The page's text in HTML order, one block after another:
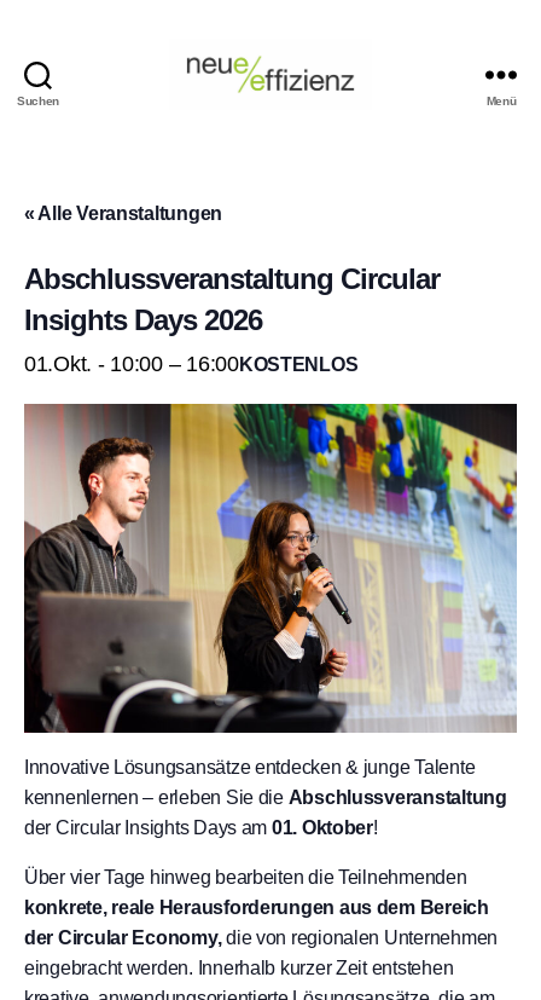
Suchen Menü
« Alle Veranstaltungen
Abschlussveranstaltung Circular
Insights Days 2026
01.Okt. - 10:00– 16:00KOSTENLOS
Innovative Lösungsansätze entdecken & junge Talente
kennenlernen – erleben Sie die Abschlussveranstaltung
der Circular Insights Days am 01. Oktober!
Über vier Tage hinweg bearbeiten die Teilnehmenden
konkrete, reale Herausforderungen aus dem Bereich
der Circular Economy,die von regionalen Unternehmen
eingebracht werden. Innerhalb kurzer Zeit entstehen